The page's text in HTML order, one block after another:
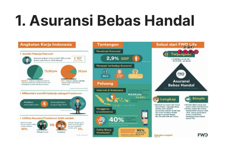
1. Asuransi Bebas Handal